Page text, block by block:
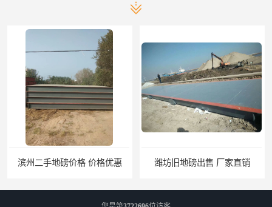
潍坊旧地磅出售 厂家直销